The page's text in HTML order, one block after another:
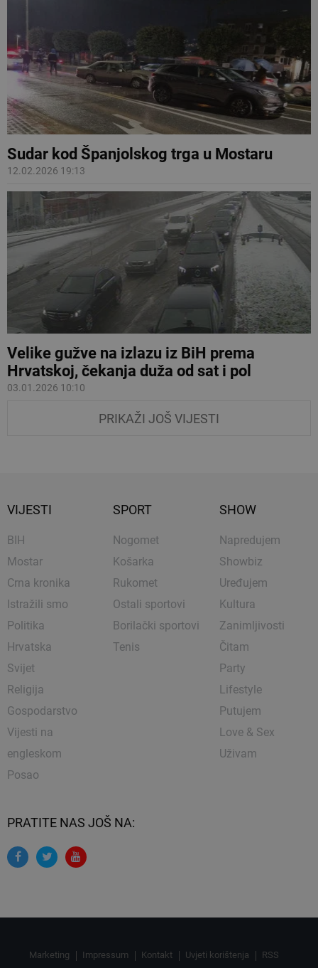
Sudar kod Španjolskog trga u Mostaru
12.02.2026 19:13
Velike gužve na izlazu iz BiH prema
Hrvatskoj, čekanja duža od sat i pol
03.01.2026 10:10
PRIKAŽI JOŠ VIJESTI
VIJESTI
BIH
Mostar
Crna kronika
Istražili smo
Politika
Hrvatska
Svijet
Religija
Gospodarstvo
Vijesti na
engleskom
Posao
SPORT
Nogomet
Košarka
Rukomet
Ostali sportovi
Borilački sportovi
Tenis
SHOW
Napredujem
Showbiz
Uređujem
Kultura
Zanimljivosti
Čitam
Party
Lifestyle
Putujem
Love & Sex
Uživam
PRATITE NAS JOŠ NA:
Marketing Impressum Kontakt Uvjeti korištenja RSS